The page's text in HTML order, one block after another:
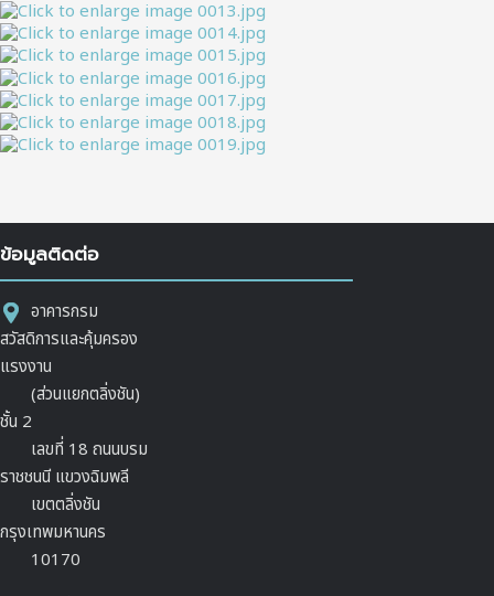
ข้อมูลติดต่อ
อาคารกรม
สวัสดิการและคุ้มครอง
แรงงาน
(ส่วนแยกตลิ่งชัน)
ชั้น 2
เลขที่ 18 ถนนบรม
ราชชนนี แขวงฉิมพลี
เขตตลิ่งชัน
กรุงเทพมหานคร
10170